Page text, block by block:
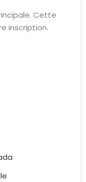
Cette
inscription.